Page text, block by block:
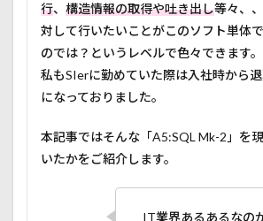
行、 構造情報の取得や吐き出し等々、
対して行いたいことがこのソフト単体
のでは？というレベルで色々できます。
私もSIerに勤めていた際は入社時から
になっておりました。
本記事ではそんな「A5:SQL Mk-2」を
いたかをご紹介します。
IT業界あるあるなの